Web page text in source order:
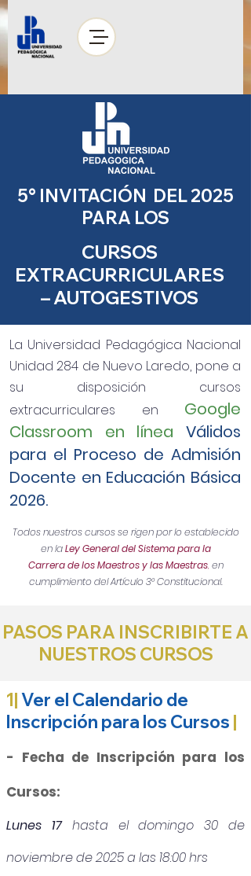
5° INVITACIÓN DEL 2025
PARA LOS
CURSOS
EXTRACURRICULARES
– AUTOGESTIVOS
La Universidad Pedagógica Nacional
Unidad 284 de Nuevo Laredo, pone a
su disposición cursos
extracurriculares en Google
Classroom en línea Válidos
para el Proceso de Admisión
Docente en Educación Básica
2026.
Todos nuestros cursos se rigen por lo establecido
en laLey General del Sistema para la
Carrera de los Maestros y las Maestras, en
cumplimiento del Artículo 3° Constitucional.
PASOS PARA INSCRIBIRTE A
NUESTROS CURSOS
1|Ver el Calendario de
Inscripción para los Cursos |
- Fecha de Inscripción para los
Cursos:
Lunes 17 hasta el domingo 30 de
noviembre de 2025 a las 18:00 hrs